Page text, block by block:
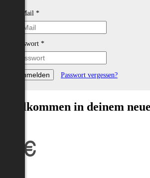
E-Mail *
Passwort *
Passwort vergessen?
Willkommen in deinem